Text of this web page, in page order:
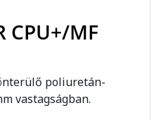
CPU+/MF
poliuretán-
vastagságban.